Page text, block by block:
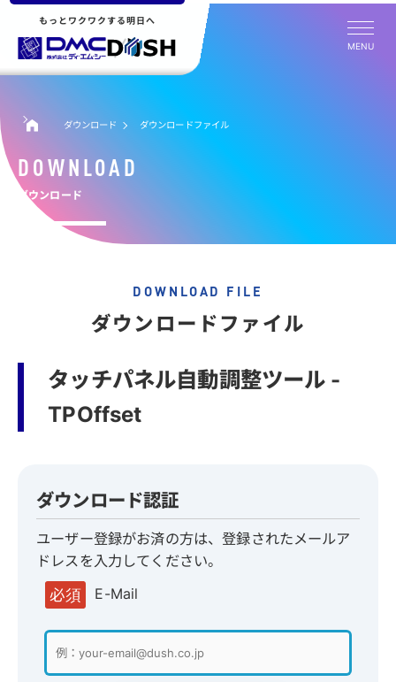
もっとワクワクする明日へ
MENU
ダウンロード ダウンロードファイル
DOWNLOAD
ダウンロード
DOWNLOAD FILE
ダウンロードファイル
タッチパネル自動調整ツール -
TPOffset
ダウンロード認証
ユーザー登録がお済の方は、登録されたメールア
ドレスを入力してください。
必須 E-Mail